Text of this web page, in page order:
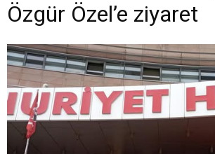
Özgür Özel’e ziyaret